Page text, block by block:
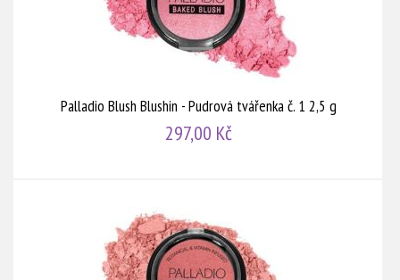
Palladio Blush Blushin - Pudrová tvářenka č. 1 2,5 g
297,00 Kč